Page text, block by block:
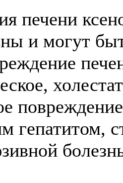
печени
и могут
гепатитом,